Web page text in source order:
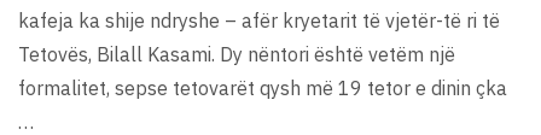
kafeja ka shije ndryshe – afër kryetarit të vjetër-të ri të
Tetovës, Bilall Kasami. Dy nëntori është vetëm një
formalitet, sepse tetovarët qysh më 19 tetor e dinin çka
…